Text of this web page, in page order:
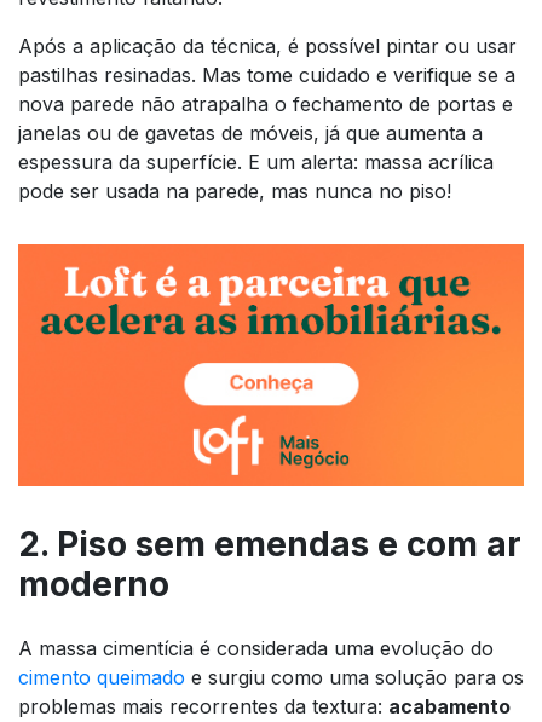
Após a aplicação da técnica, é possível pintar ou usar
pastilhas resinadas. Mas tome cuidado e verifique se a
nova parede não atrapalha o fechamento de portas e
janelas ou de gavetas de móveis, já que aumenta a
espessura da superfície. E um alerta: massa acrílica
pode ser usada na parede, mas nunca no piso!
2. Piso sem emendas e com ar
moderno
A massa cimentícia é considerada uma evolução do
cimento queimado e surgiu como uma solução para os
problemas mais recorrentes da textura: acabamento